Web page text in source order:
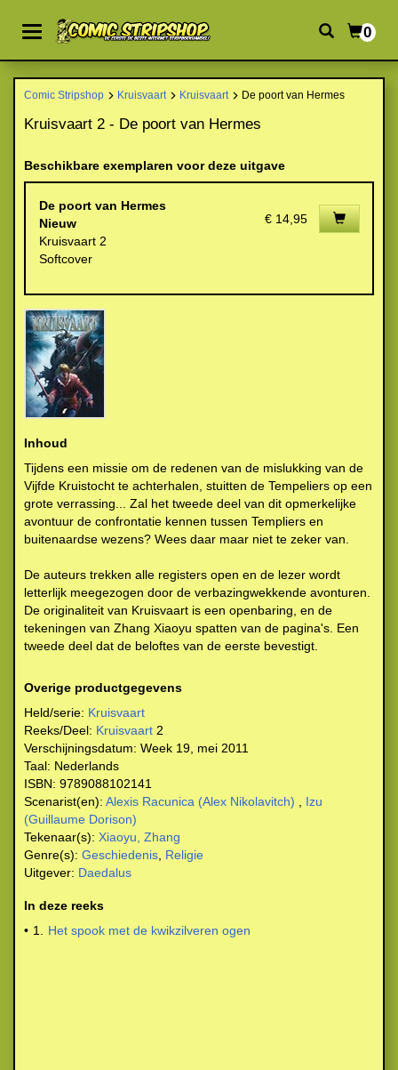
0
Comic Stripshop Kruisvaart Kruisvaart De poort van Hermes
Kruisvaart 2 - De poort van Hermes
Beschikbare exemplaren voor deze uitgave
De poort van Hermes
Nieuw
Kruisvaart 2
Softcover
€ 14,95
Inhoud
Tijdens een missie om de redenen van de mislukking van de
Vijfde Kruistocht te achterhalen, stuitten de Tempeliers op een
grote verrassing... Zal het tweede deel van dit opmerkelijke
avontuur de confrontatie kennen tussen Templiers en
buitenaardse wezens? Wees daar maar niet te zeker van.
De auteurs trekken alle registers open en de lezer wordt
letterlijk meegezogen door de verbazingwekkende avonturen.
De originaliteit van Kruisvaart is een openbaring, en de
tekeningen van Zhang Xiaoyu spatten van de pagina's. Een
tweede deel dat de beloftes van de eerste bevestigt.
Overige productgegevens
Held/serie: Kruisvaart
Reeks/Deel: Kruisvaart 2
Verschijningsdatum: Week 19, mei 2011
Taal: Nederlands
ISBN: 9789088102141
Scenarist(en): Alexis Racunica (Alex Nikolavitch)
Izu
(Guillaume Dorison)
Tekenaar(s): Xiaoyu, Zhang
Genre(s): Geschiedenis Religie
Uitgever: Daedalus
In deze reeks
• 1. Het spook met de kwikzilveren ogen